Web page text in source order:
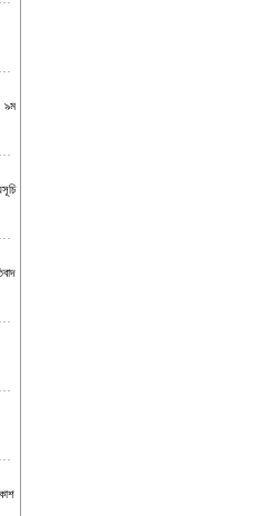
৯ম